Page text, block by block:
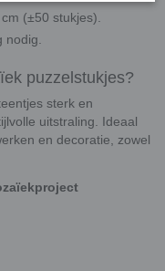
(±50 stukjes).
nodig.
puzzelstukjes?
sterk en
uitstraling. Ideaal
en decoratie, zowel